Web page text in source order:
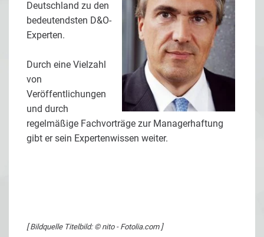
Deutschland zu den
bedeutendsten D&O-
Experten.
Durch eine Vielzahl
von
Veröffentlichungen
und durch
regelmäßige Fachvorträge zur Managerhaftung
gibt er sein Expertenwissen weiter.
[ Bildquelle Titelbild: © nito - Fotolia.com ]